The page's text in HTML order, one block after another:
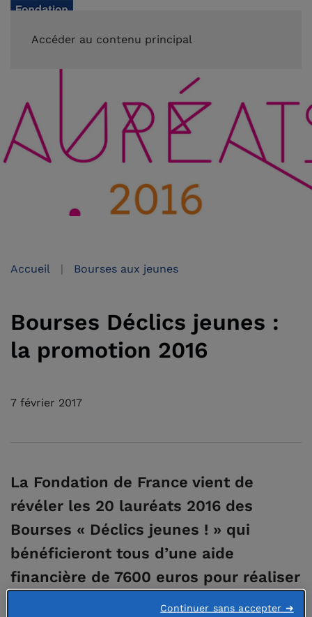
Accéder au contenu principal
Accueil Bourses aux jeunes
Bourses Déclics jeunes :
la promotion 2016
7 février 2017
La Fondation de France vient de
révéler les 20 lauréats 2016 des
Bourses « Déclics jeunes ! » qui
bénéficieront tous d’une aide
financière de 7600 euros pour réaliser
Continuer sans accepter ➜